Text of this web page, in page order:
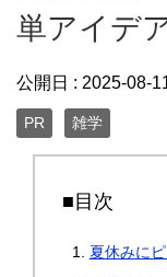
単アイデ
公開日 : 2025-08-
PR 雑学
■目次
夏休みに